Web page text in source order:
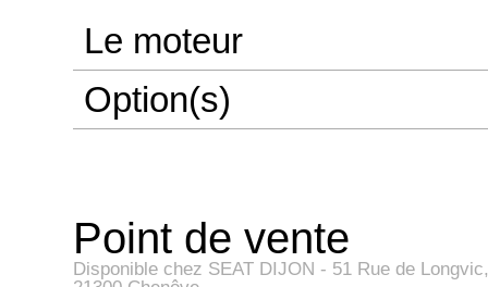
Le moteur
Option(s)
Point de vente
Disponible chez SEAT DIJON - 51 Rue de Longvic,